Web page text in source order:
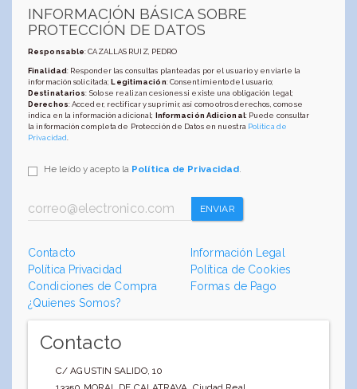
INFORMACIÓN BÁSICA SOBRE
PROTECCIÓN DE DATOS
Responsable: CAZALLAS RUIZ, PEDRO
Finalidad: Responder las consultas planteadas por el usuario y enviarle la
información solicitada;Legitimación: Consentimiento del usuario;
Destinatarios: Solo se realizan cesiones si existe una obligación legal;
Derechos: Acceder, rectificar y suprimir, así como otros derechos, como se
indica en la información adicional; Información Adicional: Puede consultar
la información completa de Protección de Datos en nuestra Política de
Privacidad
He leído y acepto la Política de Privacidad.
ENVIAR
Contacto
Información Legal
Política Privacidad
Política de Cookies
Condiciones de Compra
Formas de Pago
¿Quienes Somos?
Contacto
C/ AGUSTIN SALIDO, 10